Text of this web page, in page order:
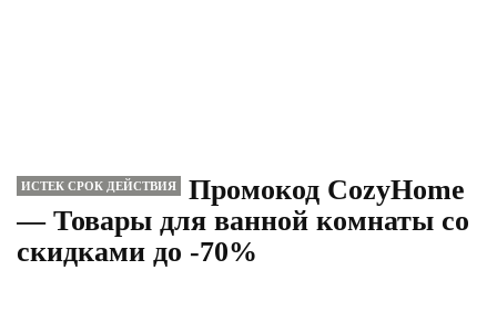
ИСТЕК СРОК ДЕЙСТВИЯ
Промокод CozyHome
— Товары для ванной комнаты со
скидками до -70%